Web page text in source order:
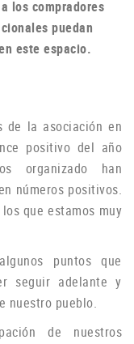
los compradores
puedan
este espacio.
de la asociación en
positivo del año
organizado han
números positivos.
que estamos muy
puntos que
seguir adelante y
nuestro pueblo.
de nuestros